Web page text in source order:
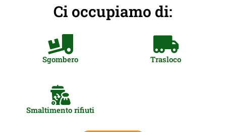
Ci occupiamo di:
Sgombero Trasloco
Smaltimento rifiuti